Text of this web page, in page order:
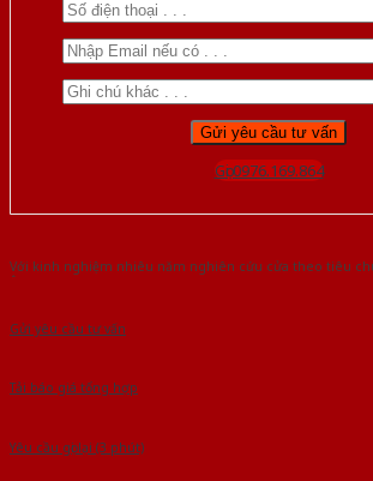
Gọi 0976.169.864
Với kinh nghiệm nhiêu năm nghiên cứu cửa theo tiêu
Gửi yêu cầu tư vấn
Tải báo giá tổng hợp
Yêu cầu gọi lại (3 phút)